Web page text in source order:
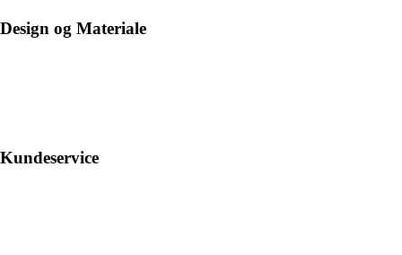
Design og Materiale
Kundeservice